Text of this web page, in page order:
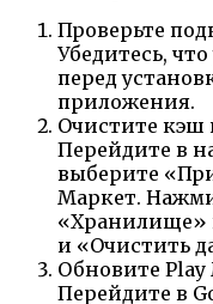
Проверьте
Убедитесь,
перед
приложения.
Очистите кэш
Перейдите в
выберите
Маркет.
«Хранилище»
и «Очистить
Обновите Play
Перейдите в